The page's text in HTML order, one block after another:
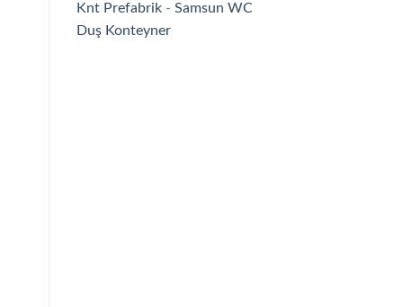
Knt Prefabrik- Samsun WC
Duş Konteyner